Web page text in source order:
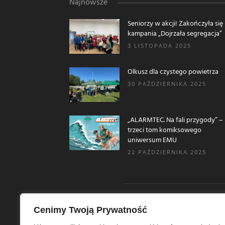
Cenimy Twoją Prywatność
Seniorzy w akcji! Zakończyła się
kampania „Dojrzała segregacja”
3 LISTOPADA 2025
Olkusz dla czystego powietrza
30 PAŹDZIERNIKA 2025
„ALARMTEC. Na fali przygody” –
trzeci tom komiksowego
uniwersum EMU
22 PAŹDZIERNIKA 2025